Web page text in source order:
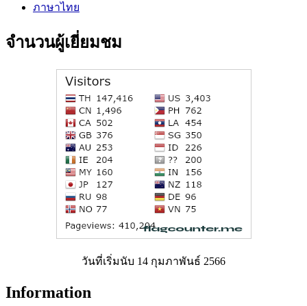
ภาษาไทย
จำนวนผู้เยี่ยมชม
วันที่เริ่มนับ 14 กุมภาพันธ์ 2566
Information